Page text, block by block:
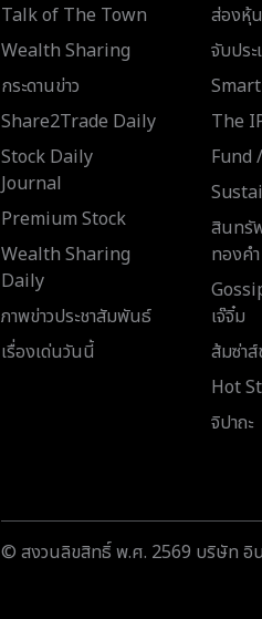
Talk of The Town
Wealth Sharing
กระดานข่าว
Share2Trade Daily
Stock Daily
Journal
Premium Stock
Wealth Sharing
Daily
ภาพข่าวประชาสัมพันธ์
เรื่องเด่นวันนี้
ส่องหุ้
จับปร
The
Fund
สินทรั
ทองคำ
เจ๊จิ๋ม
ส้มซ่าส์
Hot
จิปาถะ
© สงวนลิขสิทธิ์ พ.ศ. 2569 บริษัท อิน